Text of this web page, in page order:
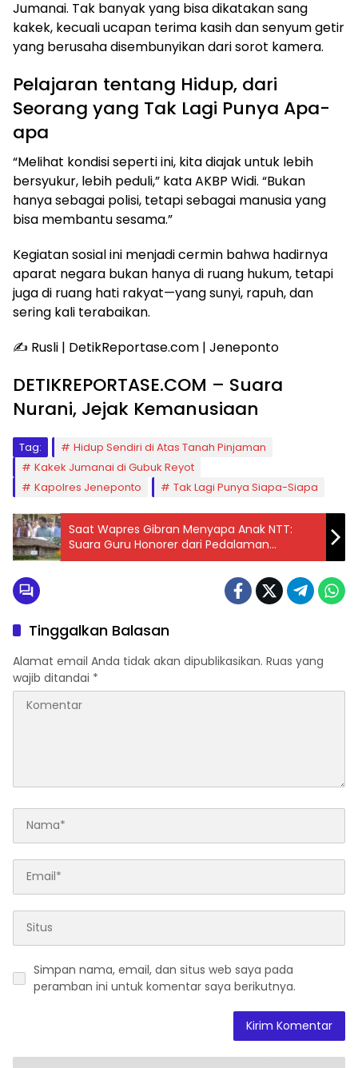
Jumanai. Tak banyak yang bisa dikatakan sang
kakek, kecuali ucapan terima kasih dan senyum getir
yang berusaha disembunyikan dari sorot kamera.
Pelajaran tentang Hidup, dari
Seorang yang Tak Lagi Punya Apa-
apa
“Melihat kondisi seperti ini, kita diajak untuk lebih
bersyukur, lebih peduli,” kata AKBP Widi. “Bukan
hanya sebagai polisi, tetapi sebagai manusia yang
bisa membantu sesama.”
Kegiatan sosial ini menjadi cermin bahwa hadirnya
aparat negara bukan hanya di ruang hukum, tetapi
juga di ruang hati rakyat—yang sunyi, rapuh, dan
sering kali terabaikan.
✍️ Rusli | DetikReportase.com | Jeneponto
DETIKREPORTASE.COM – Suara
Nurani, Jejak Kemanusiaan
Tag:
Hidup Sendiri di Atas Tanah Pinjaman
Kakek Jumanai di Gubuk Reyot
Kapolres Jeneponto
Tak Lagi Punya Siapa-Siapa
Saat Wapres Gibran Menyapa Anak NTT:
Suara Guru Honorer dari Pedalaman
Menggema
Tinggalkan Balasan
Alamat email Anda tidak akan dipublikasikan. Ruas yang
wajib ditandai *
Simpan nama, email, dan situs web saya pada
peramban ini untuk komentar saya berikutnya.